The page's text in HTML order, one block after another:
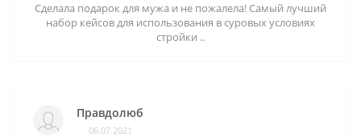
Сделала подарок для мужа и не пожалела! Самый лучший
набор кейсов для использования в суровых условиях
стройки ..
Правдолюб
06.07.2021